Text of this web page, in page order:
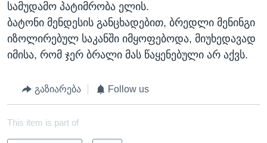
სამუდამო პატიმრობა ელის.
ბატონი მენდესის განცხადებით, ბრედლი მენინგი
იზოლირებულ საკანში იმყოფებოდა, მიუხედავად
იმისა, რომ ჯერ ბრალი მას წაყენებული არ აქვს.
გაზიარება Follow us
This item is part of